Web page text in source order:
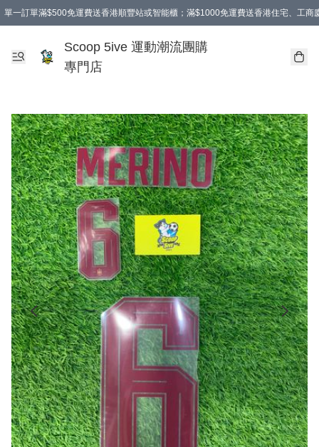
單一訂單滿$500免運費送香港順豐站或智能櫃；滿$1000免運費送香港住宅、工商
Scoop 5ive 運動潮流團購
專門店